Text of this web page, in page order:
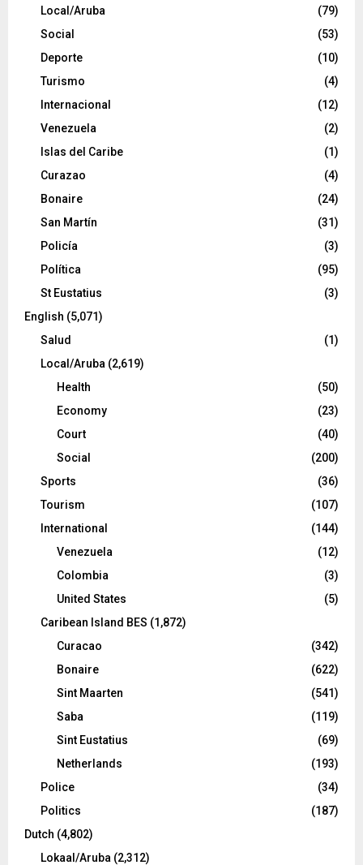
Local/Aruba
(79)
Social
(53)
Deporte
(10)
Turismo
(4)
Internacional
(12)
Venezuela
(2)
Islas del Caribe
(1)
Curazao
(4)
Bonaire
(24)
San Martín
(31)
Policía
(3)
Política
(95)
St Eustatius
(3)
English (5,071)
Salud
(1)
Local/Aruba (2,619)
Health
(50)
Economy
(23)
Court
(40)
Social
(200)
Sports
(36)
Tourism
(107)
International
(144)
Venezuela
(12)
Colombia
(3)
United States
(5)
Caribean Island BES (1,872)
Curacao
(342)
Bonaire
(622)
Sint Maarten
(541)
Saba
(119)
Sint Eustatius
(69)
Netherlands
(193)
Police
(34)
Politics
(187)
Dutch (4,802)
Lokaal/Aruba (2,312)